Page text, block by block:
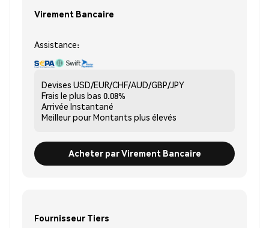
Virement Bancaire
Assistance:
Devises USD/EUR/CHF/AUD/GBP/JPY
Frais le plus bas 0.08%
Arrivée Instantané
Meilleur pourMontants plus élevés
Acheter par Virement Bancaire
Fournisseur Tiers